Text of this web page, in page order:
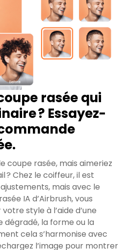
rasée qui
? Essayez-
coupe rasée, mais aimeriez
? Chez le coiffeur, il est
mais avec le
IA d’Airbrush, vous
style à l’aide d’une
dégradé, la forme ou la
cela s’harmonise avec
l’image pour montrer